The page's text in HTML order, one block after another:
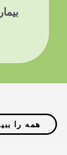
همه را